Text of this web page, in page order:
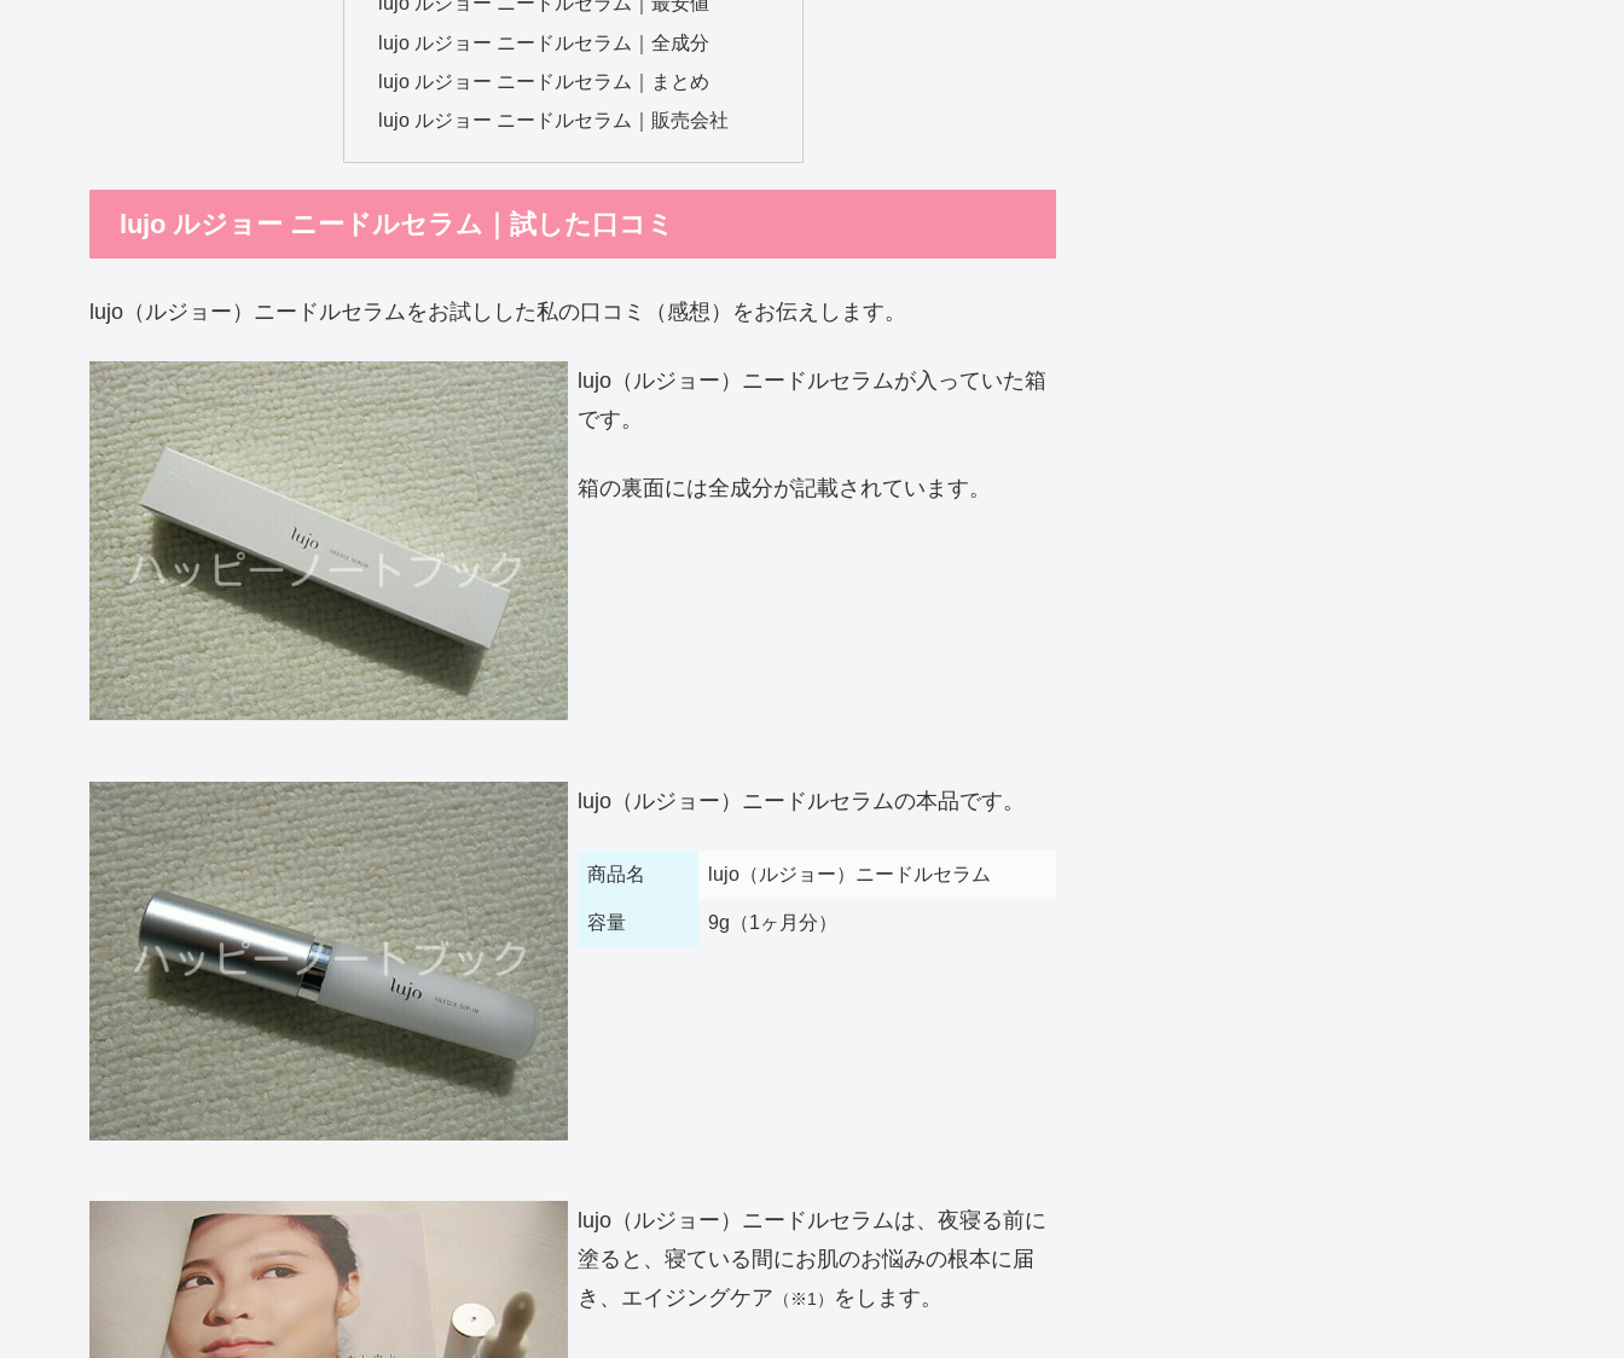
lujo ルジョー ニードルセラム｜全成分
lujo ルジョー ニードルセラム｜まとめ
lujo ルジョー ニードルセラム｜販売会社
lujo ルジョー ニードルセラム｜試した口コミ
lujo（ルジョー）ニードルセラムをお試しした私の口コミ（感想）をお伝えします。
lujo（ルジョー）ニードルセラムが入っていた箱
です。
箱の裏面には全成分が記載されています。
lujo（ルジョー）ニードルセラムの本品です。
商品名 lujo（ルジョー）ニードルセラム
容量 9g（1ヶ月分）
lujo（ルジョー）ニードルセラムは、夜寝る前に
塗ると、寝ている間にお肌のお悩みの根本に届
き、エイジングケア （※1） をします。